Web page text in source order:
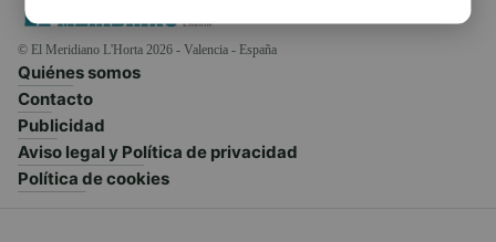
© El Meridiano L'Horta 2026 - Valencia - España
Quiénes somos
Contacto
Publicidad
Aviso legal y Política de privacidad
Política de cookies